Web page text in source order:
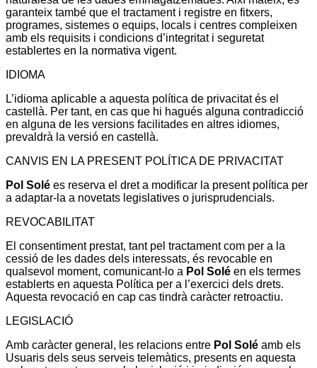
garanteix també que el tractament i registre en fitxers,
programes, sistemes o equips, locals i centres compleixen
amb els requisits i condicions d’integritat i seguretat
establertes en la normativa vigent.
IDIOMA
L’idioma aplicable a aquesta política de privacitat és el
castellà. Per tant, en cas que hi hagués alguna contradicció
en alguna de les versions facilitades en altres idiomes,
prevaldrà la versió en castellà.
CANVIS EN LA PRESENT POLÍTICA DE PRIVACITAT
Pol Solé es reserva el dret a modificar la present política per
a adaptar-la a novetats legislatives o jurisprudencials.
REVOCABILITAT
El consentiment prestat, tant pel tractament com per a la
cessió de les dades dels interessats, és revocable en
qualsevol moment, comunicant-lo a Pol Solé en els termes
establerts en aquesta Política per a l’exercici dels drets.
Aquesta revocació en cap cas tindrà caràcter retroactiu.
LEGISLACIÓ
Amb caràcter general, les relacions entre Pol Solé amb els
Usuaris dels seus serveis telemàtics, presents en aquesta